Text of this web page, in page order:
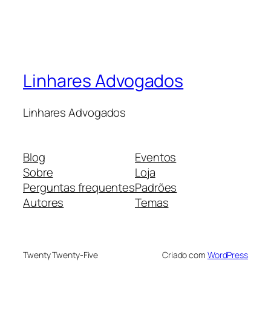
Linhares Advogados
Linhares Advogados
Blog
Sobre
Perguntas frequentes
Autores
Eventos
Loja
Padrões
Temas
Twenty Twenty-Five Criado com WordPress